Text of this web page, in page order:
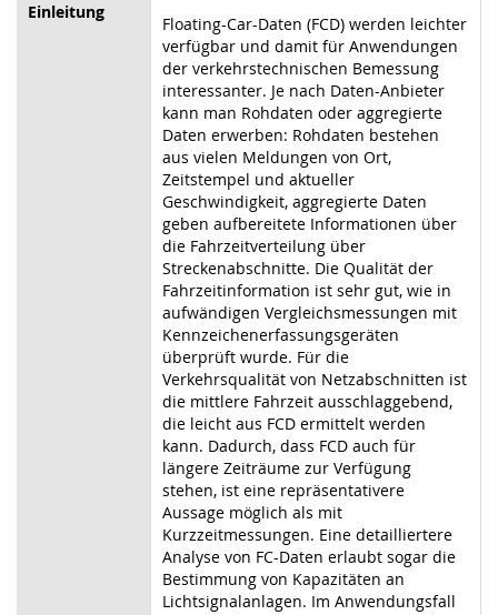
Einleitung
Floating-Car-Daten (FCD) werden leichter
verfügbar und damit für Anwendungen
der verkehrstechnischen Bemessung
interessanter. Je nach Daten-Anbieter
kann man Rohdaten oder aggregierte
Daten erwerben: Rohdaten bestehen
aus vielen Meldungen von Ort,
Zeitstempel und aktueller
Geschwindigkeit, aggregierte Daten
geben aufbereitete Informationen über
die Fahrzeitverteilung über
Streckenabschnitte. Die Qualität der
Fahrzeitinformation ist sehr gut, wie in
aufwändigen Vergleichsmessungen mit
Kennzeichenerfassungsgeräten
überprüft wurde. Für die
Verkehrsqualität von Netzabschnitten ist
die mittlere Fahrzeit ausschlaggebend,
die leicht aus FCD ermittelt werden
kann. Dadurch, dass FCD auch für
längere Zeiträume zur Verfügung
stehen, ist eine repräsentativere
Aussage möglich als mit
Kurzzeitmessungen. Eine detailliertere
Analyse von FC-Daten erlaubt sogar die
Bestimmung von Kapazitäten an
Lichtsignalanlagen. Im Anwendungsfall